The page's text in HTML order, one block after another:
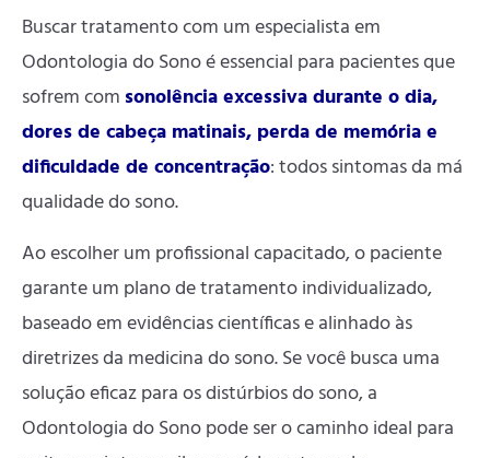
Buscar tratamento com um especialista em
Odontologia do Sono é essencial para pacientes que
sofrem com sonolência excessiva durante o dia,
dores de cabeça matinais, perda de memória e
dificuldade de concentração: todos sintomas da má
qualidade do sono.
Ao escolher um profissional capacitado, o paciente
garante um plano de tratamento individualizado,
baseado em evidências científicas e alinhado às
diretrizes da medicina do sono. Se você busca uma
solução eficaz para os distúrbios do sono, a
Odontologia do Sono pode ser o caminho ideal para